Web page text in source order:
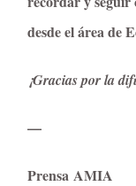
desde el área de
¡Gracias por la
—
Prensa AMIA